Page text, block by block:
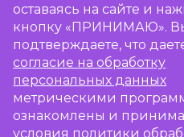
Разработка
Сообщить об
оставаясь на сайте и
кнопку «ПРИНИМАЮ».
подтверждаете, что
согласие на обработку
персональных данных
метрическими
ознакомлены и
условия политики